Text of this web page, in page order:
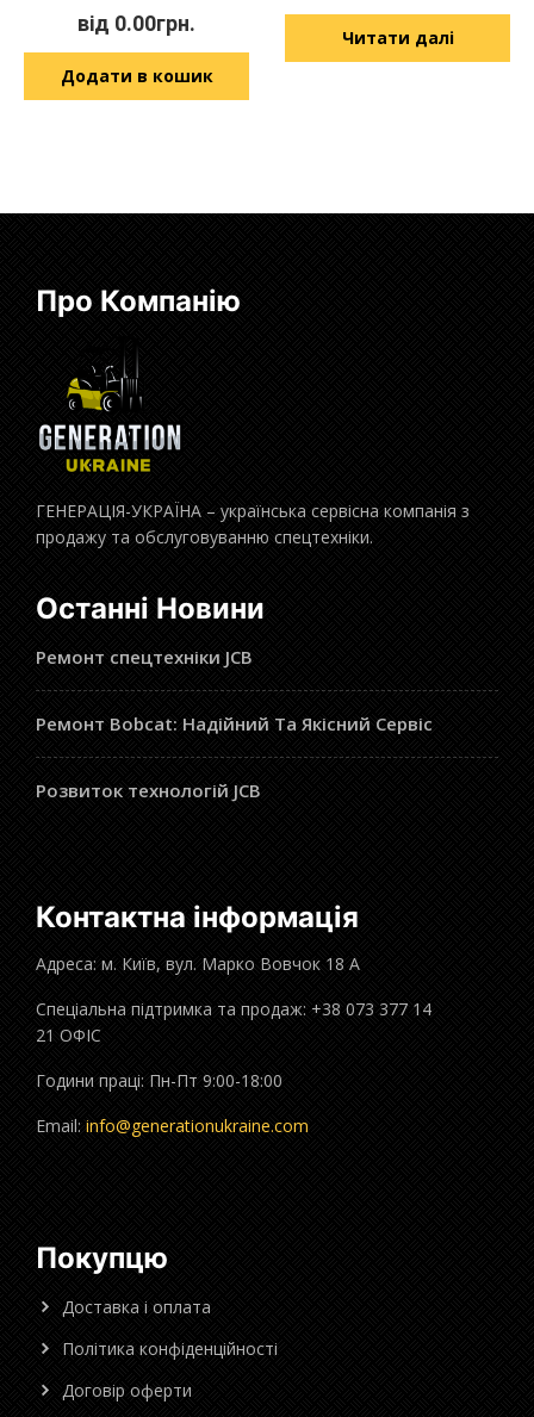
від 0.00грн.
Додати в кошик
Читати далі
Про Компанію
ГЕНЕРАЦІЯ-УКРАЇНА – українська сервісна компанія з
продажу та обслуговуванню спецтехніки.
Останні Новини
Ремонт спецтехніки JCB
Ремонт Bobcat: Надійний Та Якісний Сервіс
Розвиток технологій JCB
Контактна інформація
Адреса: м. Київ, вул. Марко Вовчок 18 А
Спеціальна підтримка та продаж: +38 073 377 14
21 ОФІС
Години праці: Пн-Пт 9:00-18:00
Email: info@generationukraine.com
Покупцю
Доставка і оплата
Політика конфіденційності
Договір оферти